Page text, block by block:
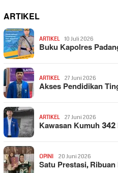
ARTIKEL
ARTIKEL 10 Juli 2026
Buku Kapolres
ARTIKEL 27 Juni 2026
Akses Pendidikan
ARTIKEL 27 Juni 2026
Kawasan Kumuh
OPINI 20 Juni 2026
Satu Prestasi,